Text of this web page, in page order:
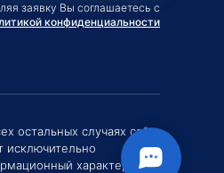
заявку Вы соглашаетесь с
конфиденциальности
остальных случаях сайт
исключительно
характер.
(Цена,